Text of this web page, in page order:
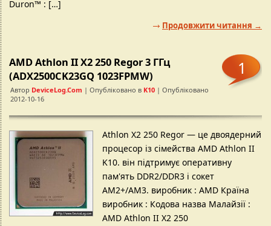
Duron™ : […]
Продовжити читання →
AMD Athlon II X2 250 Regor 3 ГГц
(ADX2500CK23GQ 1023FPMW)
Автор DeviceLog.com | Опубліковано в K10 | Опубліковано
2012-10-16
1
Athlon X2 250 Regor — це двоядерний
процесор із сімейства AMD Athlon II
K10. він підтримує оперативну
пам'ять DDR2/DDR3 і сокет
AM2+/AM3. виробник : AMD Країна
виробник : Кодова назва Малайзії :
AMD Athlon II X2 250